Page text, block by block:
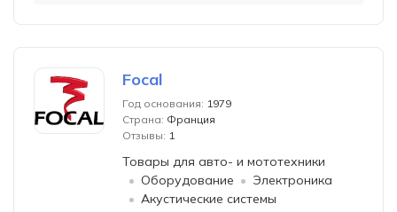
Focal
Год основания: 1979
Страна: Франция
Отзывы: 1
Товары для авто- и мототехники
Оборудование
Электроника
Акустические системы